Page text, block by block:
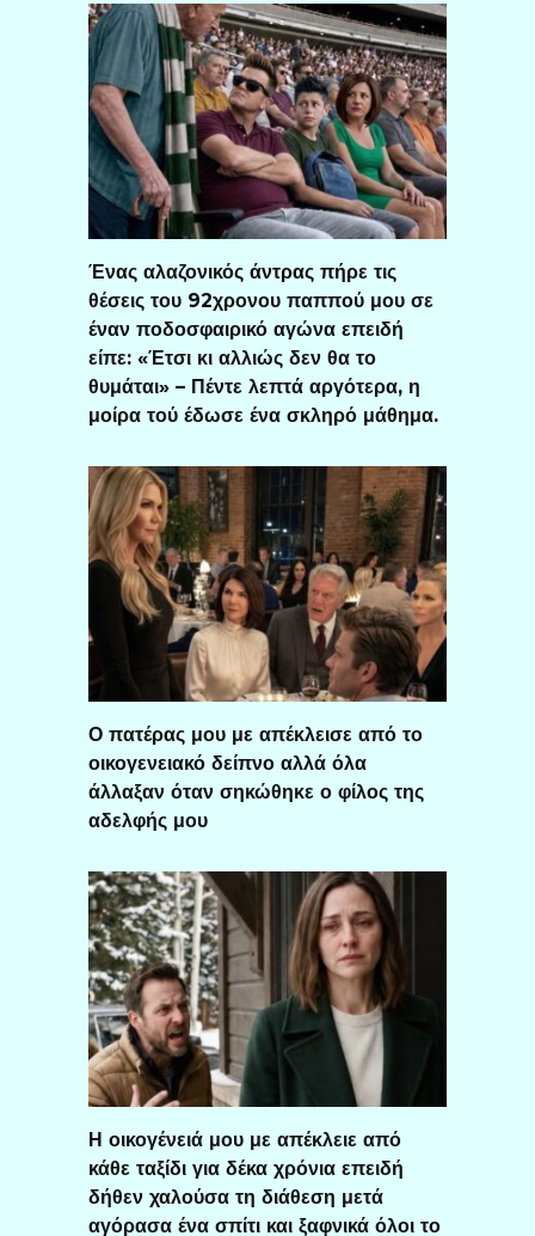
Ένας αλαζονικός άντρας πήρε τις
θέσεις του 92χρονου παππού μου σε
έναν ποδοσφαιρικό αγώνα επειδή
είπε: «Έτσι κι αλλιώς δεν θα το
θυμάται» – Πέντε λεπτά αργότερα, η
μοίρα τού έδωσε ένα σκληρό μάθημα.
Ο πατέρας μου με απέκλεισε από το
οικογενειακό δείπνο αλλά όλα
άλλαξαν όταν σηκώθηκε ο φίλος της
αδελφής μου
Η οικογένειά μου με απέκλειε από
κάθε ταξίδι για δέκα χρόνια επειδή
δήθεν χαλούσα τη διάθεση μετά
αγόρασα ένα σπίτι και ξαφνικά όλοι το